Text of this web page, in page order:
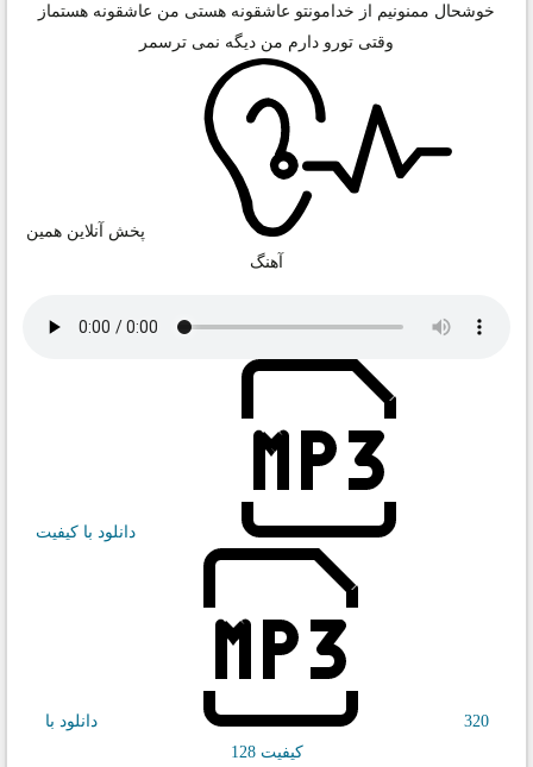
خوشحال ممنونیم از خدامونتو عاشقونه هستی من عاشقونه هستماز
وقتی تورو دارم من دیگه نمی ترسمر
پخش آنلاین همین
آهنگ
دانلود با کیفیت
320
دانلود با
کیفیت 128